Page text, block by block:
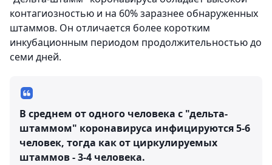
контагиозностью и на 60% заразнее обнаруженных
штаммов. Он отличается более коротким
инкубационным периодом продолжительностью до
семи дней.
В среднем от одного человека с "дельта-
штаммом" коронавируса инфицируются 5-6
человек, тогда как от циркулируемых
штаммов - 3-4 человека.